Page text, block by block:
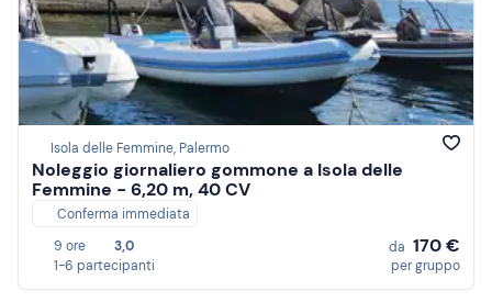
Isola delle Femmine, Palermo
Noleggio giornaliero gommone a Isola delle
Femmine - 6,20 m, 40 CV
Conferma immediata
9 ore
3,0
1-6 partecipanti
da 170 €
per gruppo